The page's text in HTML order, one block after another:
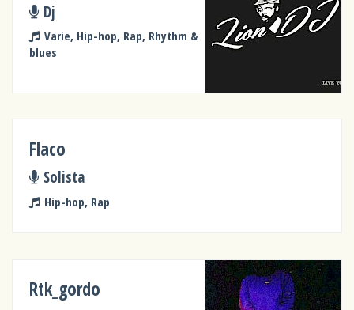
Dj
Varie, Hip-hop, Rap, Rhythm &
blues
Flaco
Solista
Hip-hop, Rap
Rtk_gordo